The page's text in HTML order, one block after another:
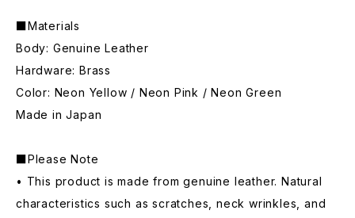
■Materials
Body: Genuine Leather
Hardware: Brass
Color: Neon Yellow / Neon Pink / Neon Green
Made in Japan
■Please Note
• This product is made from genuine leather. Natural
characteristics such as scratches, neck wrinkles, and